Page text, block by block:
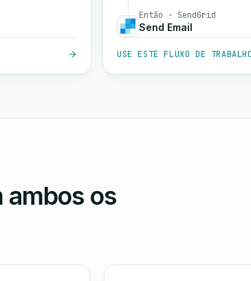
Então · SendGrid
Send Email
USE ESTE FLUXO DE
ambos os